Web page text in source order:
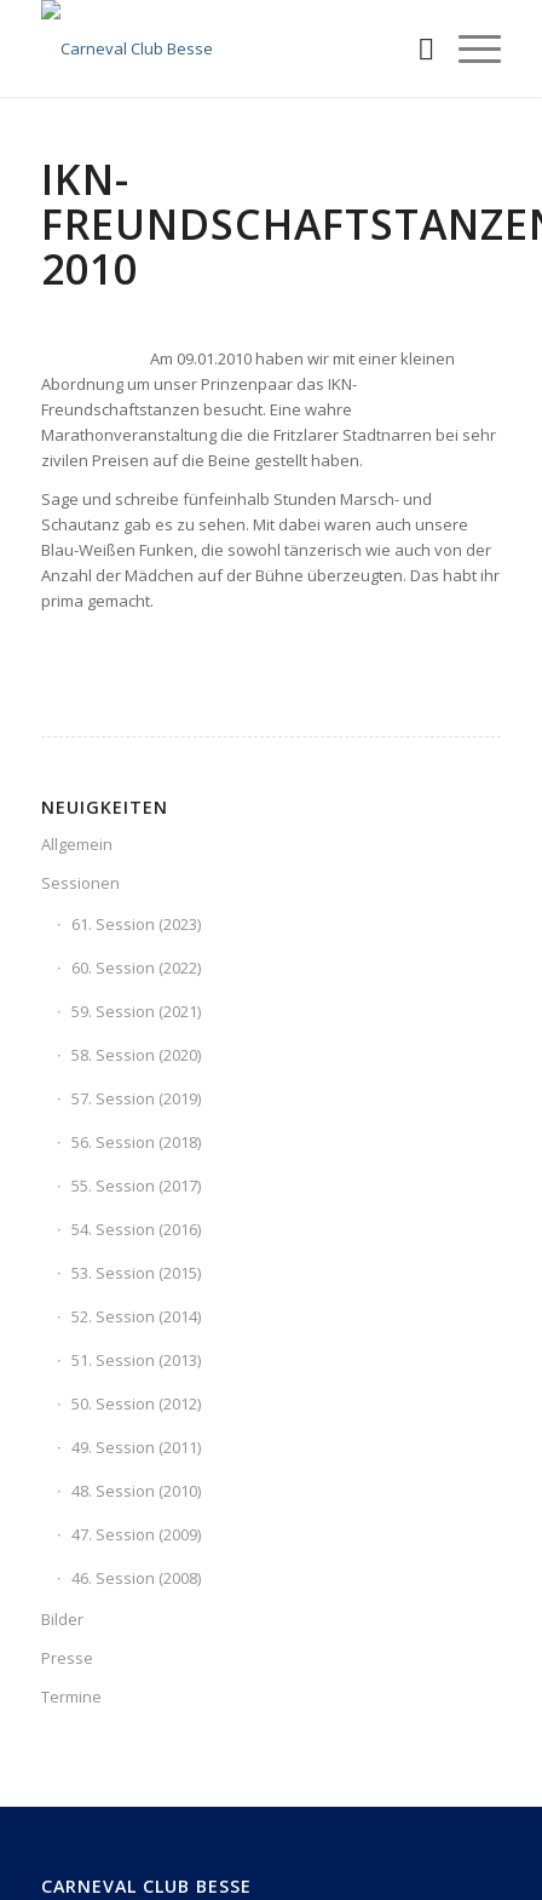
IKN-
2010
Am 09.01.2010 haben wir mit einer kleinen
Abordnung um unser Prinzenpaar das IKN-
Freundschaftstanzen besucht. Eine wahre
Marathonveranstaltung die die Fritzlarer Stadtnarren bei sehr
zivilen Preisen auf die Beine gestellt haben.
Sage und schreibe fünfeinhalb Stunden Marsch- und
Schautanz gab es zu sehen. Mit dabei waren auch unsere
Blau-Weißen Funken, die sowohl tänzerisch wie auch von der
Anzahl der Mädchen auf der Bühne überzeugten. Das habt ihr
prima gemacht.
NEUIGKEITEN
Allgemein
Sessionen
61. Session (2023)
60. Session (2022)
59. Session (2021)
58. Session (2020)
57. Session (2019)
56. Session (2018)
55. Session (2017)
54. Session (2016)
53. Session (2015)
52. Session (2014)
51. Session (2013)
50. Session (2012)
49. Session (2011)
48. Session (2010)
47. Session (2009)
46. Session (2008)
Bilder
Presse
Termine
CARNEVAL CLUB BESSE